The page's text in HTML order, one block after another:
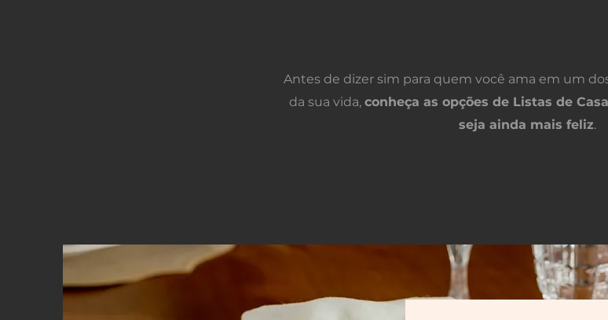
Antes de dizer sim para quem você ama em um
da sua vida, conheça as opções de Listas de
seja ainda mais feliz.